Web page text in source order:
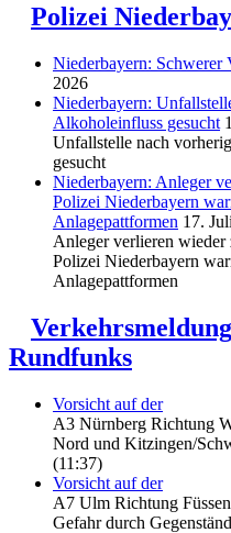
Polizei
Niederbayern: Schwerer
2026
Niederbayern:
Alkoholeinfluss gesucht
Unfallstelle nach
gesucht
Niederbayern: Anleger
Polizei Niederbayern
Anlagepattformen 17.
Anleger verlieren wieder
Polizei Niederbayern
Anlagepattformen
Rundfunks
Vorsicht auf der
A3 Nürnberg Richtung
Nord und Kitzingen/
(11:37)
Vorsicht auf der
A7 Ulm Richtung
Gefahr durch